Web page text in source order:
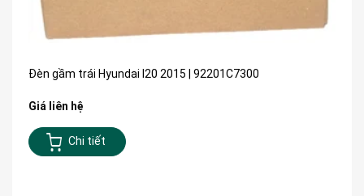
Đèn gầm trái Hyundai I20 2015 | 92201C7300
Giá liên hệ
Chi tiết